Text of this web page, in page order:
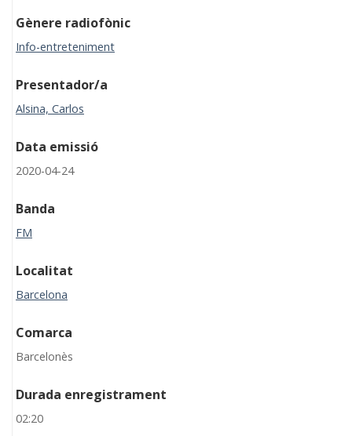
Gènere radiofònic
Info-entreteniment
Presentador/a
Alsina, Carlos
Data emissió
2020-04-24
Banda
FM
Localitat
Barcelona
Comarca
Barcelonès
Durada enregistrament
02:20